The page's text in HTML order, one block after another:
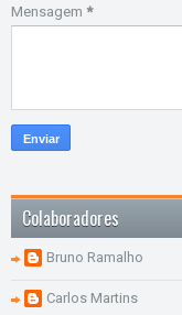
Mensagem *
Colaboradores
Bruno Ramalho
Carlos Martins